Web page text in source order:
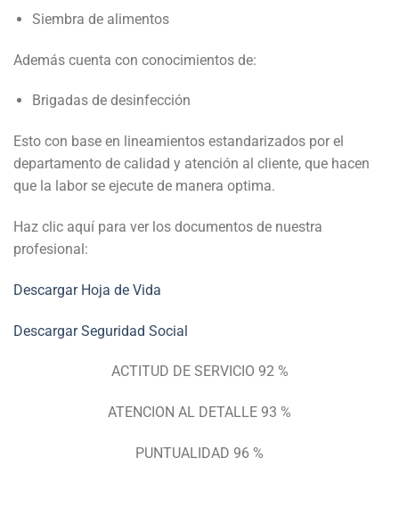
Siembra de alimentos
Además cuenta con conocimientos de:
Brigadas de desinfección
Esto con base en lineamientos estandarizados por el
departamento de calidad y atención al cliente, que hacen
que la labor se ejecute de manera optima.
Haz clic aquí para ver los documentos de nuestra
profesional:
Descargar Hoja de Vida
Descargar Seguridad Social
ACTITUD DE SERVICIO 92 %
ATENCION AL DETALLE 93 %
PUNTUALIDAD 96 %